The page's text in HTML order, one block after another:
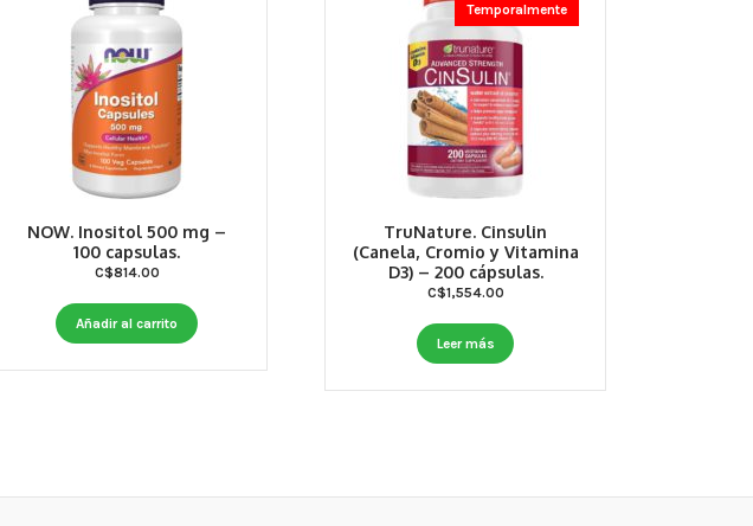
NOW. Inositol 500 mg –
100 capsulas.
C$814.00
Añadir al carrito
TruNature. Cinsulin
(Canela, Cromio y Vitamina
D3) – 200 cápsulas.
Temporalmente
C$1,554.00
Leer más